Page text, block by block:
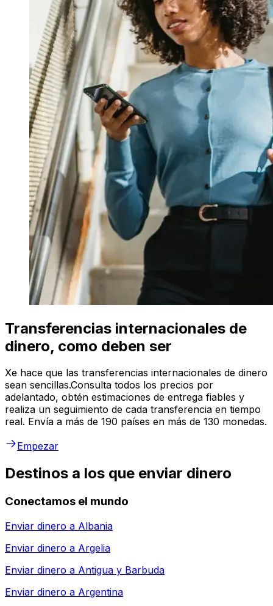
Transferencias internacionales de
dinero, como deben ser
Xe hace que las transferencias internacionales de dinero
sean sencillas.Consulta todos los precios por
adelantado, obtén estimaciones de entrega fiables y
realiza un seguimiento de cada transferencia en tiempo
real. Envía a más de 190 países en más de 130 monedas.
Empezar
Destinos a los que enviar dinero
Conectamos el mundo
Enviar dinero a Albania
Enviar dinero a Argelia
Enviar dinero a Antigua y Barbuda
Enviar dinero a Argentina